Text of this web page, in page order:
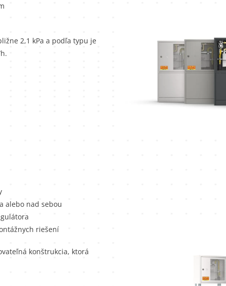
2,1 kPa a podľa typu je
alebo nad sebou
riešení
konštrukcia, ktorá